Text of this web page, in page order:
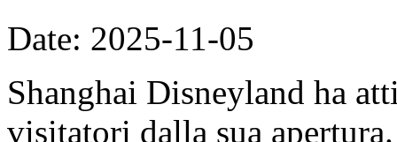
Date: 2025-11-05
Shanghai Disneyland ha
visitatori dalla sua